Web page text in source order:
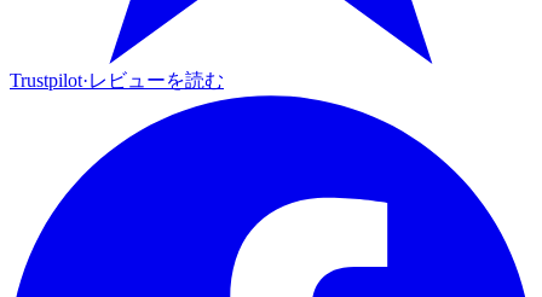
Trustpilot· レビューを読む